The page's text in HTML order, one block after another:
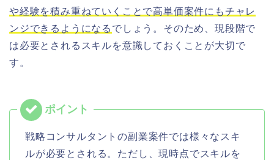
や経験を積み重ねていくことで高単価案件にもチャレ
ンジできるようになる でしょう。そのため、現段階で
は必要とされるスキルを意識しておくことが大切で
す。
戦略コンサルタントの副業案件では様々なスキ
ルが必要とされる。ただし、現時点でスキルを